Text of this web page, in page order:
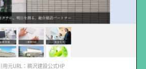
用元URL：鵜沢建設公式HP